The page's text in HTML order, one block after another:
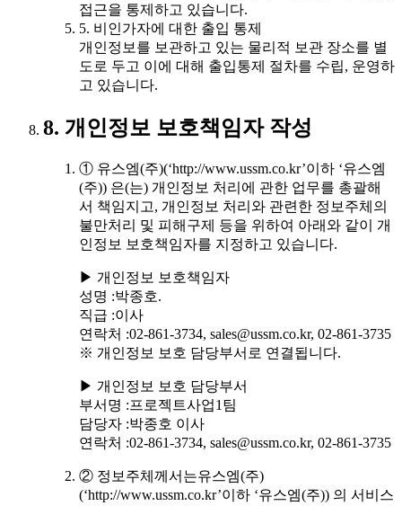
접근을 통제하고 있습니다.
5. 비인가자에 대한 출입 통제
개인정보를 보관하고 있는 물리적 보관 장소를 별
도로 두고 이에 대해 출입통제 절차를 수립, 운영하
고 있습니다.
8. 개인정보 보호책임자 작성
① 유스엠(주)(‘http://www.ussm.co.kr’이하 ‘유스엠
(주)) 은(는) 개인정보 처리에 관한 업무를 총괄해
서 책임지고, 개인정보 처리와 관련한 정보주체의
불만처리 및 피해구제 등을 위하여 아래와 같이 개
인정보 보호책임자를 지정하고 있습니다.
▶ 개인정보 보호책임자
성명 :박종호.
직급 :이사
연락처 :02-861-3734, sales@ussm.co.kr, 02-861-3735
※ 개인정보 보호 담당부서로 연결됩니다.
▶ 개인정보 보호 담당부서
부서명 :프로젝트사업1팀
담당자 :박종호 이사
연락처 :02-861-3734, sales@ussm.co.kr, 02-861-3735
② 정보주체께서는유스엠(주)
(‘http://www.ussm.co.kr’이하 ‘유스엠(주)) 의 서비스